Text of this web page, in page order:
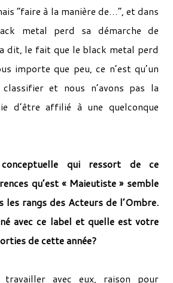
“faire à la manière de…”, et dans
metal perd sa démarche de
dit, le fait que le black metal perd
importe que peu, ce n’est qu’un
et nous n’avons pas la
d’être affilié à une quelconque
qui ressort de ce
qu’est « Maieutiste » semble
les rangs des Acteurs de l’Ombre.
avec ce label et quelle est votre
de cette année?
travailler avec eux, raison pour